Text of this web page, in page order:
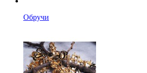
Обручи